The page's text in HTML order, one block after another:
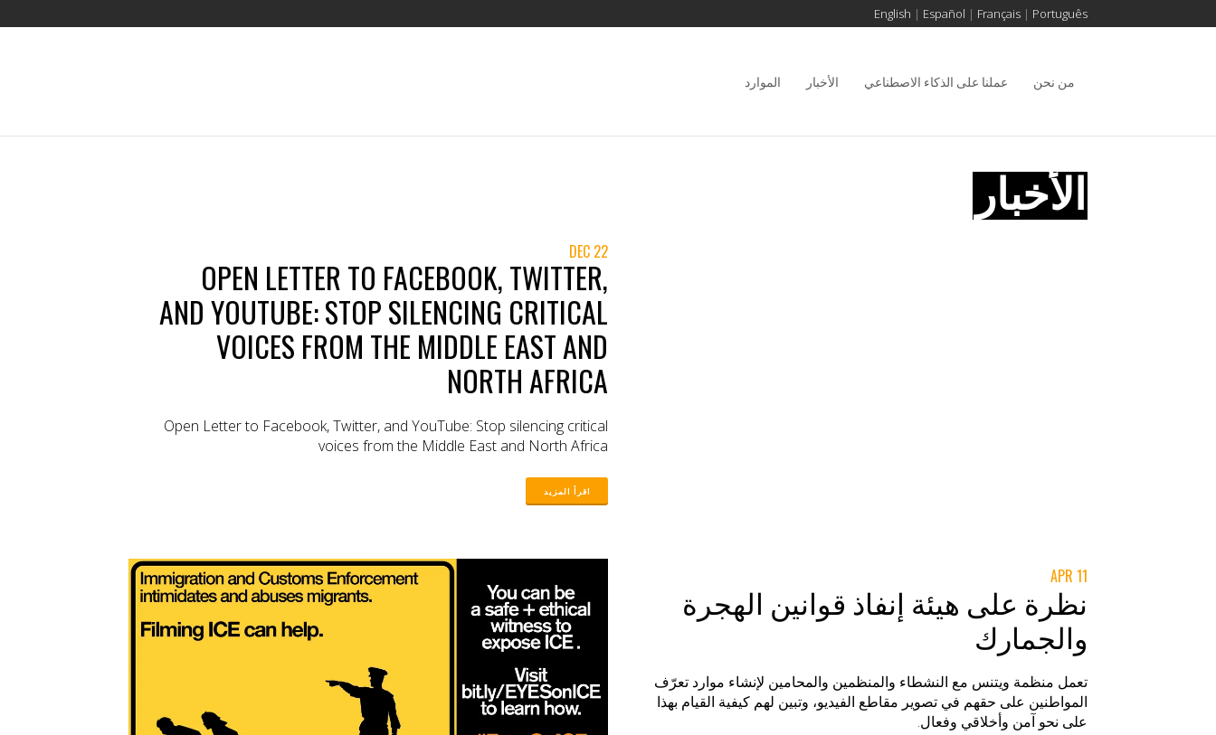
English | Español | Français | Português
الموارد الأخبار عملنا على الذكاء الاصطناعي من نحن
22 DEC
OPEN LETTER TO FACEBOOK, TWITTER,
AND YOUTUBE: STOP SILENCING CRITICAL
VOICES FROM THE MIDDLE EAST AND
NORTH AFRICA
Open Letter to Facebook, Twitter, and YouTube: Stop silencing critical
voices from the Middle East and North Africa
11 APR
نظرة على هيئة إنفاذ قوانين الهجرة
والجمارك
تعمل منظمة ويتنس مع النشطاء والمنظمين والمحامين لإنشاء موارد تعرّف
المواطنين على حقهم في تصوير مقاطع الفيديو، وتبين لهم كيفية القيام بهذا
على نحو آمن وأخلاقي وفعال.